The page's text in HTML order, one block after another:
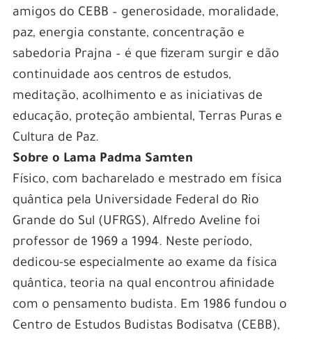
amigos do CEBB – generosidade, moralidade,
paz, energia constante, concentração e
sabedoria Prajna – é que fizeram surgir e dão
continuidade aos centros de estudos,
meditação, acolhimento e as iniciativas de
educação, proteção ambiental, Terras Puras e
Cultura de Paz.
Sobre o Lama Padma Samten
Físico, com bacharelado e mestrado em física
quântica pela Universidade Federal do Rio
Grande do Sul (UFRGS), Alfredo Aveline foi
professor de 1969 a 1994. Neste período,
dedicou-se especialmente ao exame da física
quântica, teoria na qual encontrou afinidade
com o pensamento budista. Em 1986 fundou o
Centro de Estudos Budistas Bodisatva (CEBB),